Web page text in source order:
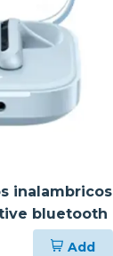
inalambricos
bluetooth
Add